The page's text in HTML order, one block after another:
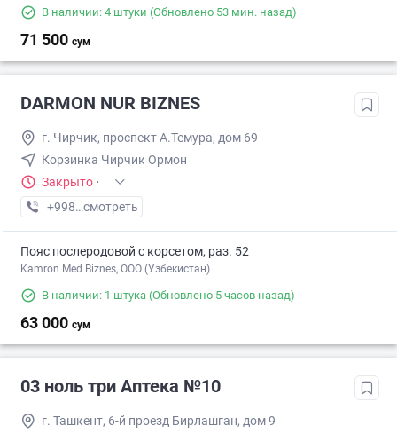
В наличии: 4 штуки (Обновлено 53 мин. назад)
71 500 сум
DARMON NUR BIZNES
г. Чирчик, проспект А.Темура, дом 69
Корзинка Чирчик Ормон
Закрыто ·
+998 (97) XXX-XX-XX
смотреть
Пояс послеродовой с корсетом, раз. 52
Kamron Med Biznes, ООО (Узбекистан)
В наличии: 1 штука (Обновлено 5 часов назад)
63 000 сум
03 ноль три Аптека №10
г. Ташкент, 6-й проезд Бирлашган, дом 9